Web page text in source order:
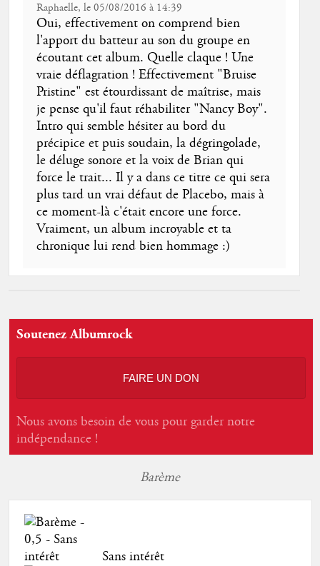
Raphaelle, le 05/08/2016 à 14:39
Oui, effectivement on comprend bien
l'apport du batteur au son du groupe en
écoutant cet album. Quelle claque ! Une
vraie déflagration ! Effectivement "Bruise
Pristine" est étourdissant de maîtrise, mais
je pense qu'il faut réhabiliter "Nancy Boy".
Intro qui semble hésiter au bord du
précipice et puis soudain, la dégringolade,
le déluge sonore et la voix de Brian qui
force le trait... Il y a dans ce titre ce qui sera
plus tard un vrai défaut de Placebo, mais à
ce moment-là c'était encore une force.
Vraiment, un album incroyable et ta
chronique lui rend bien hommage :)
Soutenez Albumrock
FAIRE UN DON
Nous avons besoin de vous pour garder notre
indépendance !
Barème
Sans intérêt